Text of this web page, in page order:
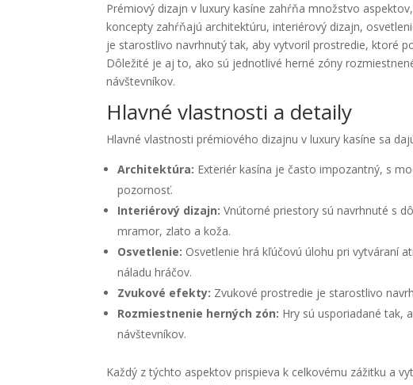
Prémiový dizajn v luxury kasíne zahŕňa množstvo
koncepty zahŕňajú architektúru, interiérový dizajn,
je starostlivo navrhnutý tak, aby vytvoril prostredie, ktoré
Dôležité je aj to, ako sú jednotlivé herné zóny
návštevníkov.
Hlavné vlastnosti a detaily
Hlavné vlastnosti prémiového dizajnu v luxury kasíne sa
Architektúra: Exteriér kasína je často impozantný, s
pozornosť.
Interiérový dizajn: Vnútorné priestory sú navrhnuté s
mramor, zlato a koža.
Osvetlenie: Osvetlenie hrá kľúčovú úlohu pri vytváraní
náladu hráčov.
Zvukové efekty: Zvukové prostredie je starostlivo
Rozmiestnenie herných zón: Hry sú usporiadané tak,
návštevníkov.
Každý z týchto aspektov prispieva k celkovému zážitku a